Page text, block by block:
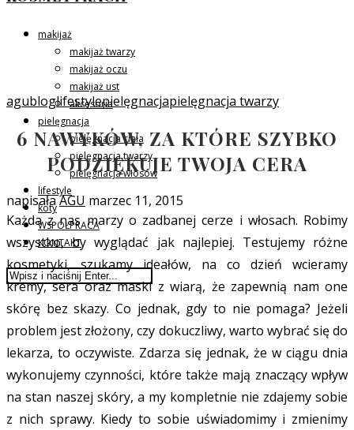
makijaż
makijaż twarzy
makijaż oczu
makijaż ust
akcesoria
pielęgnacja
pielęgnacja ciała
pielęgnacja twarzy
pielęgnacja włosów
lifestyle
koty
WSPÓŁPRACA
KONTAKT
agubloglifestylepielęgnacjapielęgnacja twarzy
6 NAWYKÓW, ZA KTÓRE SZYBKO
PODZIĘKUJE TWOJA CERA
napisałaAGU marzec 11, 2015
Każda z nas marzy o zadbanej cerze i włosach. Robimy
wszystko, by wyglądać jak najlepiej. Testujemy różne
kosmetyki, szukamy ideałów, na co dzień wcieramy
kremy, sera oraz maski z wiarą, że zapewnią nam one
skórę bez skazy. Co jednak, gdy to nie pomaga? Jeżeli
problem jest złożony, czy dokuczliwy, warto wybrać się do
lekarza, to oczywiste. Zdarza się jednak, że w ciągu dnia
wykonujemy czynności, które także mają znaczący wpływ
na stan naszej skóry, a my kompletnie nie zdajemy sobie
z nich sprawy. Kiedy to sobie uświadomimy i zmienimy